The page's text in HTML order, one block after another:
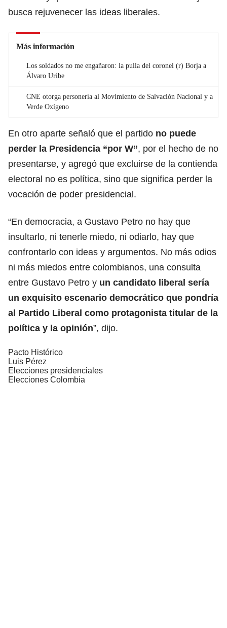
busca rejuvenecer las ideas liberales.
Más información
Los soldados no me engañaron: la pulla del coronel (r) Borja a
Álvaro Uribe
CNE otorga personería al Movimiento de Salvación Nacional y a
Verde Oxígeno
En otro aparte señaló que el partido no puede
perder la Presidencia “por W”, por el hecho de no
presentarse, y agregó que excluirse de la contienda
electoral no es política, sino que significa perder la
vocación de poder presidencial.
“En democracia, a Gustavo Petro no hay que
insultarlo, ni tenerle miedo, ni odiarlo, hay que
confrontarlo con ideas y argumentos. No más odios
ni más miedos entre colombianos, una consulta
entre Gustavo Petro y un candidato liberal sería
un exquisito escenario democrático que pondría
al Partido Liberal como protagonista titular de la
política y la opinión”, dijo.
Pacto Histórico
Luis Pérez
Elecciones presidenciales
Elecciones Colombia